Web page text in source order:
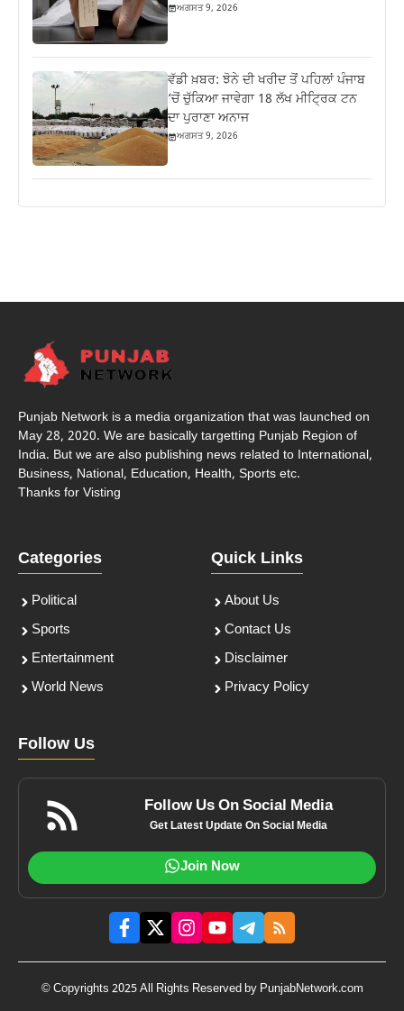
ਅਗਸਤ 9, 2026
ਵੱਡੀ ਖ਼ਬਰ: ਝੋਨੇ ਦੀ ਖਰੀਦ ਤੋਂ ਪਹਿਲਾਂ ਪੰਜਾਬ
‘ਚੋਂ ਚੁੱਕਿਆ ਜਾਵੇਗਾ 18 ਲੱਖ ਮੀਟ੍ਰਿਕ ਟਨ
ਦਾ ਪੁਰਾਣਾ ਅਨਾਜ
ਅਗਸਤ 9, 2026
Punjab Network is a media organization that was launched on
May 28, 2020. We are basically targetting Punjab Region of
India. But we are also publishing news related to International,
Business, National, Education, Health, Sports etc.
Thanks for Visting
Categories
Political
Sports
Entertainment
World News
Quick Links
About Us
Contact Us
Disclaimer
Privacy Policy
Follow Us
Follow Us On Social Media
Get Latest Update On Social Media
Join Now
© Copyrights 2025 All Rights Reserved by PunjabNetwork.com